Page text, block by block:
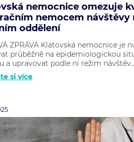
nemocnice omezuje
nemocem návštěvy
oddělení
ZPRÁVA Klatovská nemocnice je
průběžně na epidemiologickou
a upravovat podle ní režim
si více